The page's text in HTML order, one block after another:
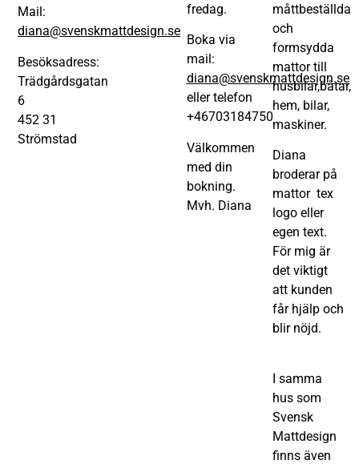
Mail:
diana@svenskmattdesign.se
Besöksadress:
Trädgårdsgatan
6
452 31
Strömstad
fredag.
Boka via
mail:
diana@svenskmattdesign.se
eller telefon
+46703184750
Välkommen
med din
bokning.
Mvh. Diana
måttbeställda
och
formsydda
mattor till
husbilar,båtar,
hem, bilar,
maskiner.
Diana
broderar på
mattor tex
logo eller
egen text.
För mig är
det viktigt
att kunden
får hjälp och
blir nöjd.
I samma
hus som
Svensk
Mattdesign
finns även